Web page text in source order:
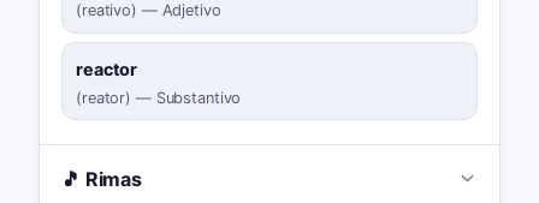
(reativo) — Adjetivo
reactor
(reator) — Substantivo
🎵 Rimas